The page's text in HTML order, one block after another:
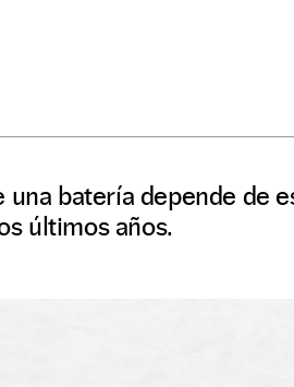
batería depende de
últimos años.